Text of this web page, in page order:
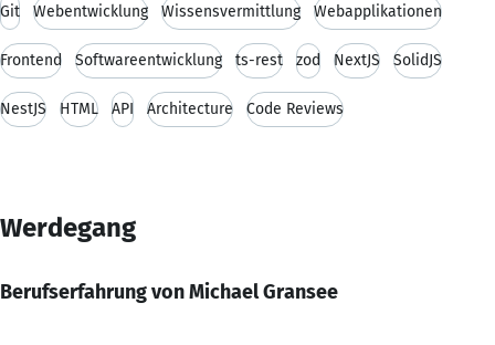
Git Webentwicklung Wissensvermittlung Webapplikationen
Frontend Softwareentwicklung ts-rest zod NextJS SolidJS
NestJS HTML API Architecture Code Reviews
Werdegang
Berufserfahrung von Michael Gransee